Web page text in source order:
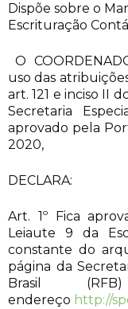
Dispõe sobre o
Escrituração
O
uso das
art. 121 e inciso II
Secretaria
aprovado pela
2020,
DECLARA:
Art. 1º Fica
Leiaute 9 da
constante do
página da
Brasil
endereço http://